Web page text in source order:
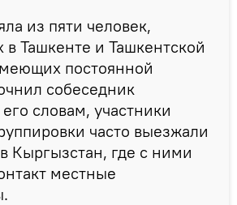
из пяти человек,
Ташкенте и Ташкентской
постоянной
собеседник
словам, участники
часто выезжали
Кыргызстан, где с ними
местные